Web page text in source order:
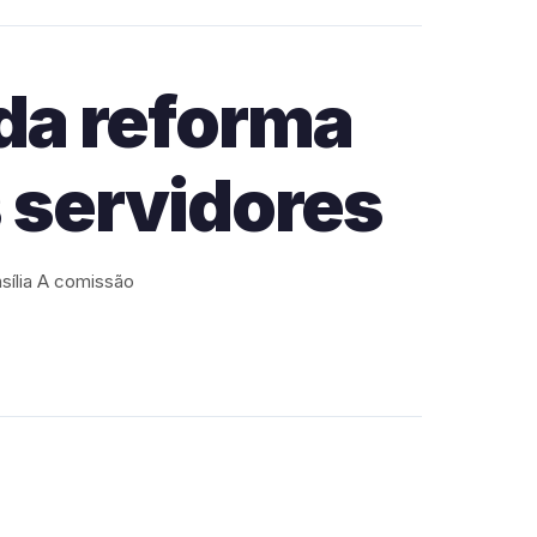
reforma
A comissão